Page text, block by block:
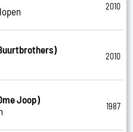
2010
2010
Joop)
1987